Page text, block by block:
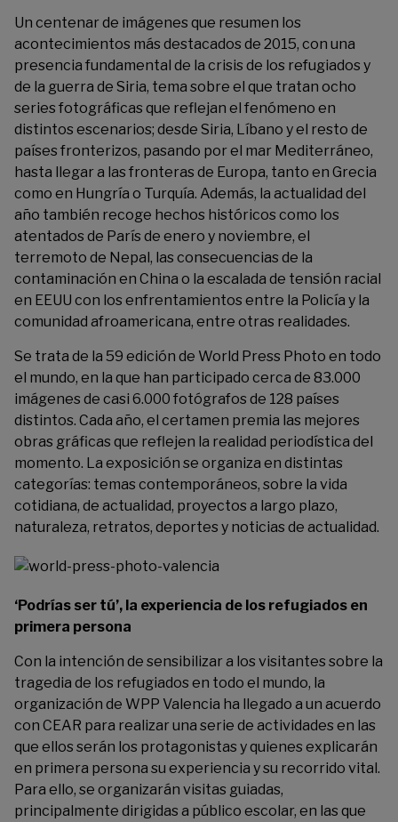
Un centenar de imágenes que resumen los
acontecimientos más destacados de 2015, con una
presencia fundamental de la crisis de los refugiados y
de la guerra de Siria, tema sobre el que tratan ocho
series fotográficas que reflejan el fenómeno en
distintos escenarios; desde Siria, Líbano y el resto de
países fronterizos, pasando por el mar Mediterráneo,
hasta llegar a las fronteras de Europa, tanto en Grecia
como en Hungría o Turquía. Además, la actualidad del
año también recoge hechos históricos como los
atentados de París de enero y noviembre, el
terremoto de Nepal, las consecuencias de la
contaminación en China o la escalada de tensión racial
en EEUU con los enfrentamientos entre la Policía y la
comunidad afroamericana, entre otras realidades.
Se trata de la 59 edición de World Press Photo en todo
el mundo, en la que han participado cerca de 83.000
imágenes de casi 6.000 fotógrafos de 128 países
distintos. Cada año, el certamen premia las mejores
obras gráficas que reflejen la realidad periodística del
momento. La exposición se organiza en distintas
categorías: temas contemporáneos, sobre la vida
cotidiana, de actualidad, proyectos a largo plazo,
naturaleza, retratos, deportes y noticias de actualidad.
‘Podrías ser tú’, la experiencia de los refugiados en
primera persona
Con la intención de sensibilizar a los visitantes sobre la
tragedia de los refugiados en todo el mundo, la
organización de WPP Valencia ha llegado a un acuerdo
con CEAR para realizar una serie de actividades en las
que ellos serán los protagonistas y quienes explicarán
en primera persona su experiencia y su recorrido vital.
Para ello, se organizarán visitas guiadas,
principalmente dirigidas a público escolar, en las que